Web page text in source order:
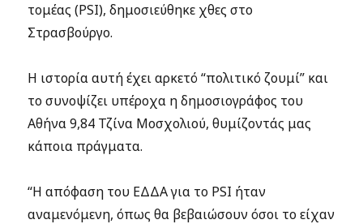
τομέας (PSI), δημοσιεύθηκε χθες στο
Στρασβούργο.
Η ιστορία αυτή έχει αρκετό “πολιτικό ζουμί” και
το συνοψίζει υπέροχα η δημοσιογράφος του
Αθήνα 9,84 Τζίνα Μοσχολιού, θυμίζοντάς μας
κάποια πράγματα.
“Η απόφαση του ΕΔΔΑ για το PSI ήταν
αναμενόμενη, όπως θα βεβαιώσουν όσοι το είχαν